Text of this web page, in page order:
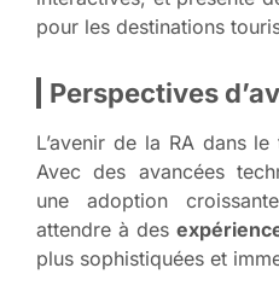
pour les destinations
Perspectives
L’avenir de la RA dans
Avec des avancées
une adoption
attendre à des
plus sophistiquées et